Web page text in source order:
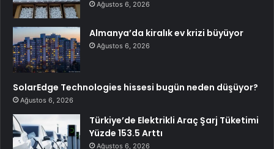
Ağustos 6, 2026
Almanya’da kiralık ev krizi büyüyor
Ağustos 6, 2026
SolarEdge Technologies hissesi bugün neden düşüyor?
Ağustos 6, 2026
Türkiye’de Elektrikli Araç Şarj Tüketimi
Yüzde 153.5 Arttı
Ağustos 6, 2026